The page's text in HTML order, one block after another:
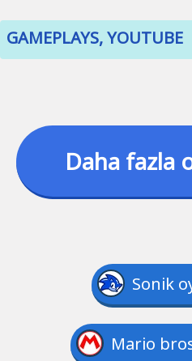
GAMEPLAYS, YOUTUBE
Daha fazla
Sonik
Mario